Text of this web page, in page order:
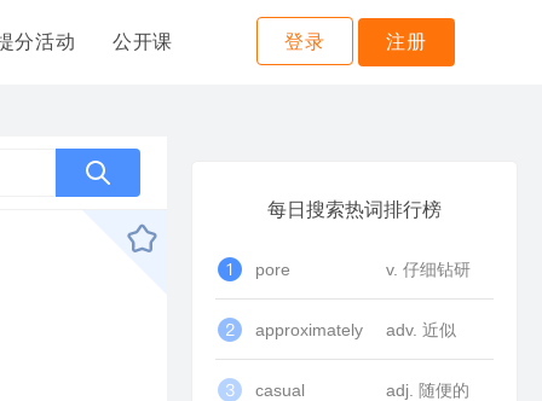
分活动 公开课 登录 注册
每日搜索热词排行榜
pore v. 仔细钻研
approximately adv. 近似
casual adj. 随便的